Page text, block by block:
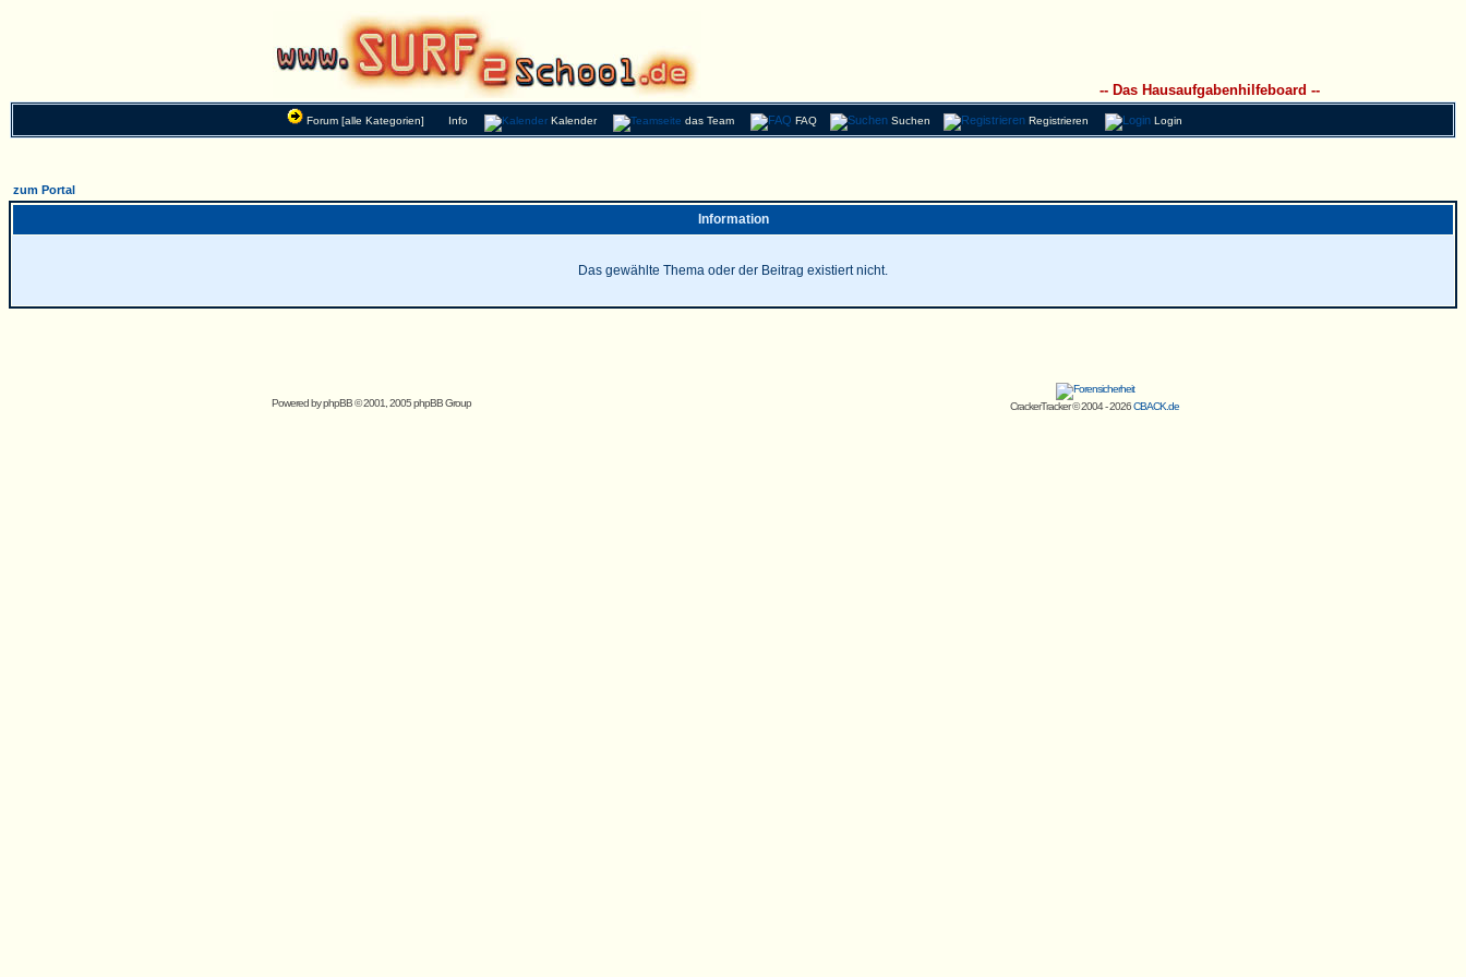
-- Das Hausaufgabenhilfeboard --
Forum [alle Kategorien] Info Kalender das Team FAQ Suchen Registrieren Login
zum Portal
Information
Das gewählte Thema oder der Beitrag existiert nicht.
Powered byphpBB© 2001, 2005 phpBB Group CrackerTracker © 2004 - 2026CBACK.de